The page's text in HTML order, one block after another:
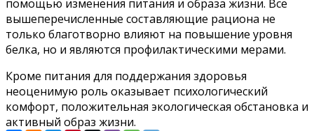
помощью изменения питания и образа жизни. Все
вышеперечисленные составляющие рациона не
только благотворно влияют на повышение уровня
белка, но и являются профилактическими мерами.
Кроме питания для поддержания здоровья
неоценимую роль оказывает психологический
комфорт, положительная экологическая обстановка и
активный образ жизни.